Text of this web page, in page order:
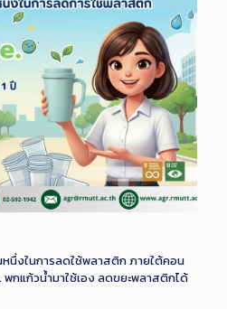
นึ่งในการลดใช้พลาสติก ภายใต้คอน
พกแก้วน้ำมาใช้เอง ลดขยะพลาสติกได้